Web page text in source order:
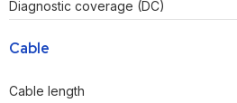
Diagnostic coverage (DC)
Cable
Cable length